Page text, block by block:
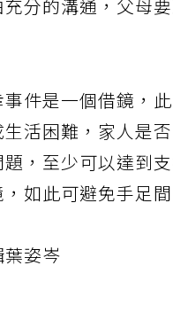
分的溝通，父母
件是一個借鏡，
活困難，家人是
題，至少可以達到
，如此可避免手足
姿岑